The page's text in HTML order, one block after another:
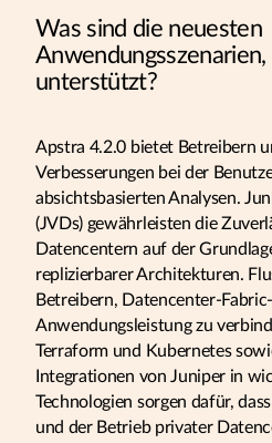
Was sind die neuesten
unterstützt?
Apstra 4.2.0 bietet Betreibern
Verbesserungen bei der
absichtsbasierten Analysen.
(JVDs) gewährleisten die
Datencentern auf der
replizierbarer Architekturen.
Betreibern, Datencenter-
Anwendungsleistung zu
Terraform und Kubernetes
Integrationen von Juniper in
Technologien sorgen dafür,
und der Betrieb privater